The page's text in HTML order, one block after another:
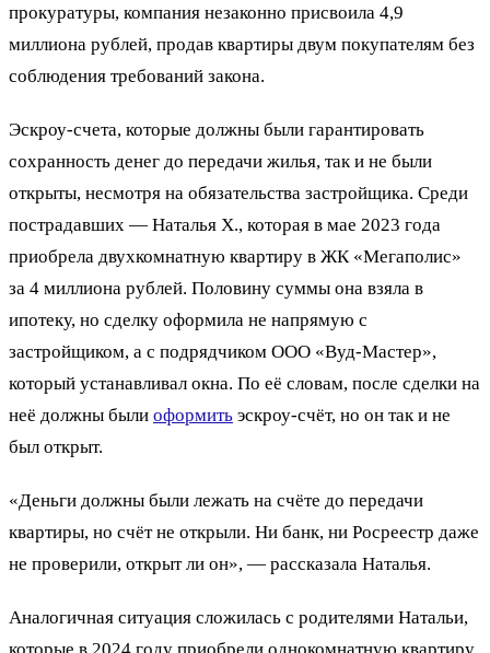
прокуратуры, компания незаконно присвоила 4,9
миллиона рублей, продав квартиры двум покупателям без
соблюдения требований закона.
Эскроу-счета, которые должны были гарантировать
сохранность денег до передачи жилья, так и не были
открыты, несмотря на обязательства застройщика. Среди
пострадавших — Наталья Х., которая в мае 2023 года
приобрела двухкомнатную квартиру в ЖК «Мегаполис»
за 4 миллиона рублей. Половину суммы она взяла в
ипотеку, но сделку оформила не напрямую с
застройщиком, а с подрядчиком ООО «Вуд-Мастер»,
который устанавливал окна. По её словам, после сделки на
неё должны были оформить эскроу-счёт, но он так и не
был открыт.
«Деньги должны были лежать на счёте до передачи
квартиры, но счёт не открыли. Ни банк, ни Росреестр даже
не проверили, открыт ли он», — рассказала Наталья.
Аналогичная ситуация сложилась с родителями Натальи,
которые в 2024 году приобрели однокомнатную квартиру